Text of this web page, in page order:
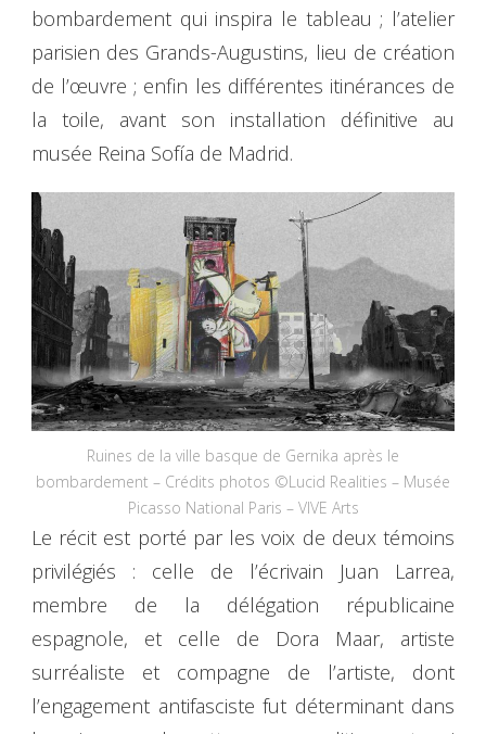
bombardement qui inspira le tableau ; l’atelier
parisien des Grands-Augustins, lieu de création
de l’œuvre ; enfin les différentes itinérances de
la toile, avant son installation définitive au
musée Reina Sofía de Madrid.
Ruines de la ville basque de Gernika après le
bombardement – Crédits photos ©Lucid Realities – Musée
Picasso National Paris – VIVE Arts
Le récit est porté par les voix de deux témoins
privilégiés : celle de l’écrivain Juan Larrea,
membre de la délégation républicaine
espagnole, et celle de Dora Maar, artiste
surréaliste et compagne de l’artiste, dont
l’engagement antifasciste fut déterminant dans